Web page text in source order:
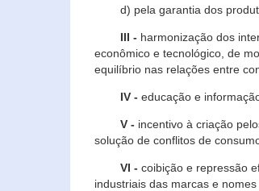
d) pela garantia dos
III - harmonização dos
econômico e tecnológico, de
equilíbrio nas relações entre
IV - educação e
V - incentivo à criação
solução de conflitos de
VI - coibição e repressão
industriais das marcas e